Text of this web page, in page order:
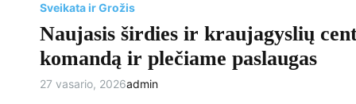
Sveikata ir Grožis
Naujasis širdies ir kraujagyslių
komandą ir plečiame paslaugas
27 vasario, 2026admin